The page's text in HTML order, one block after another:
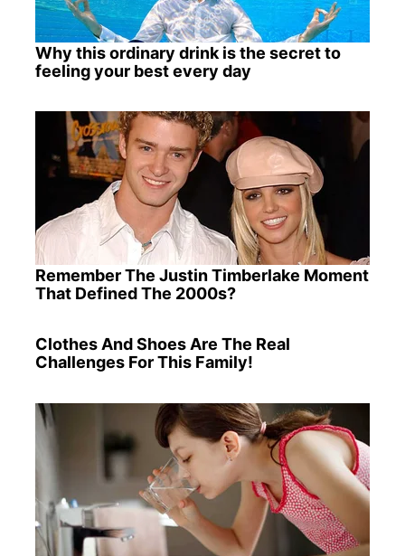
Why this ordinary drink is the secret to
feeling your best every day
Remember The Justin Timberlake Moment
That Defined The 2000s?
Clothes And Shoes Are The Real
Challenges For This Family!